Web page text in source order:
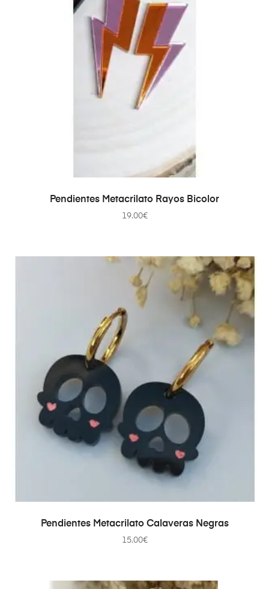
AÑADIR AL CARRITO
Pendientes Metacrilato Rayos Bicolor
19.00€
AÑADIR AL CARRITO
Pendientes Metacrilato Calaveras Negras
15.00€